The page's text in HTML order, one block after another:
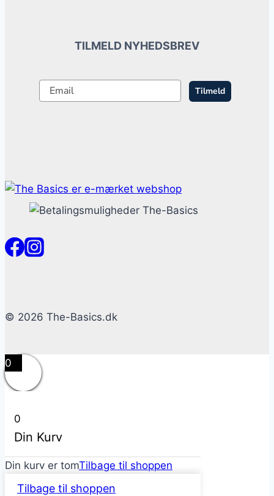
TILMELD NYHEDSBREV
Tilmeld
© 2026 The-Basics.dk
0
0
Din Kurv
Din kurv er tomTilbage til shoppen
Tilbage til shoppen